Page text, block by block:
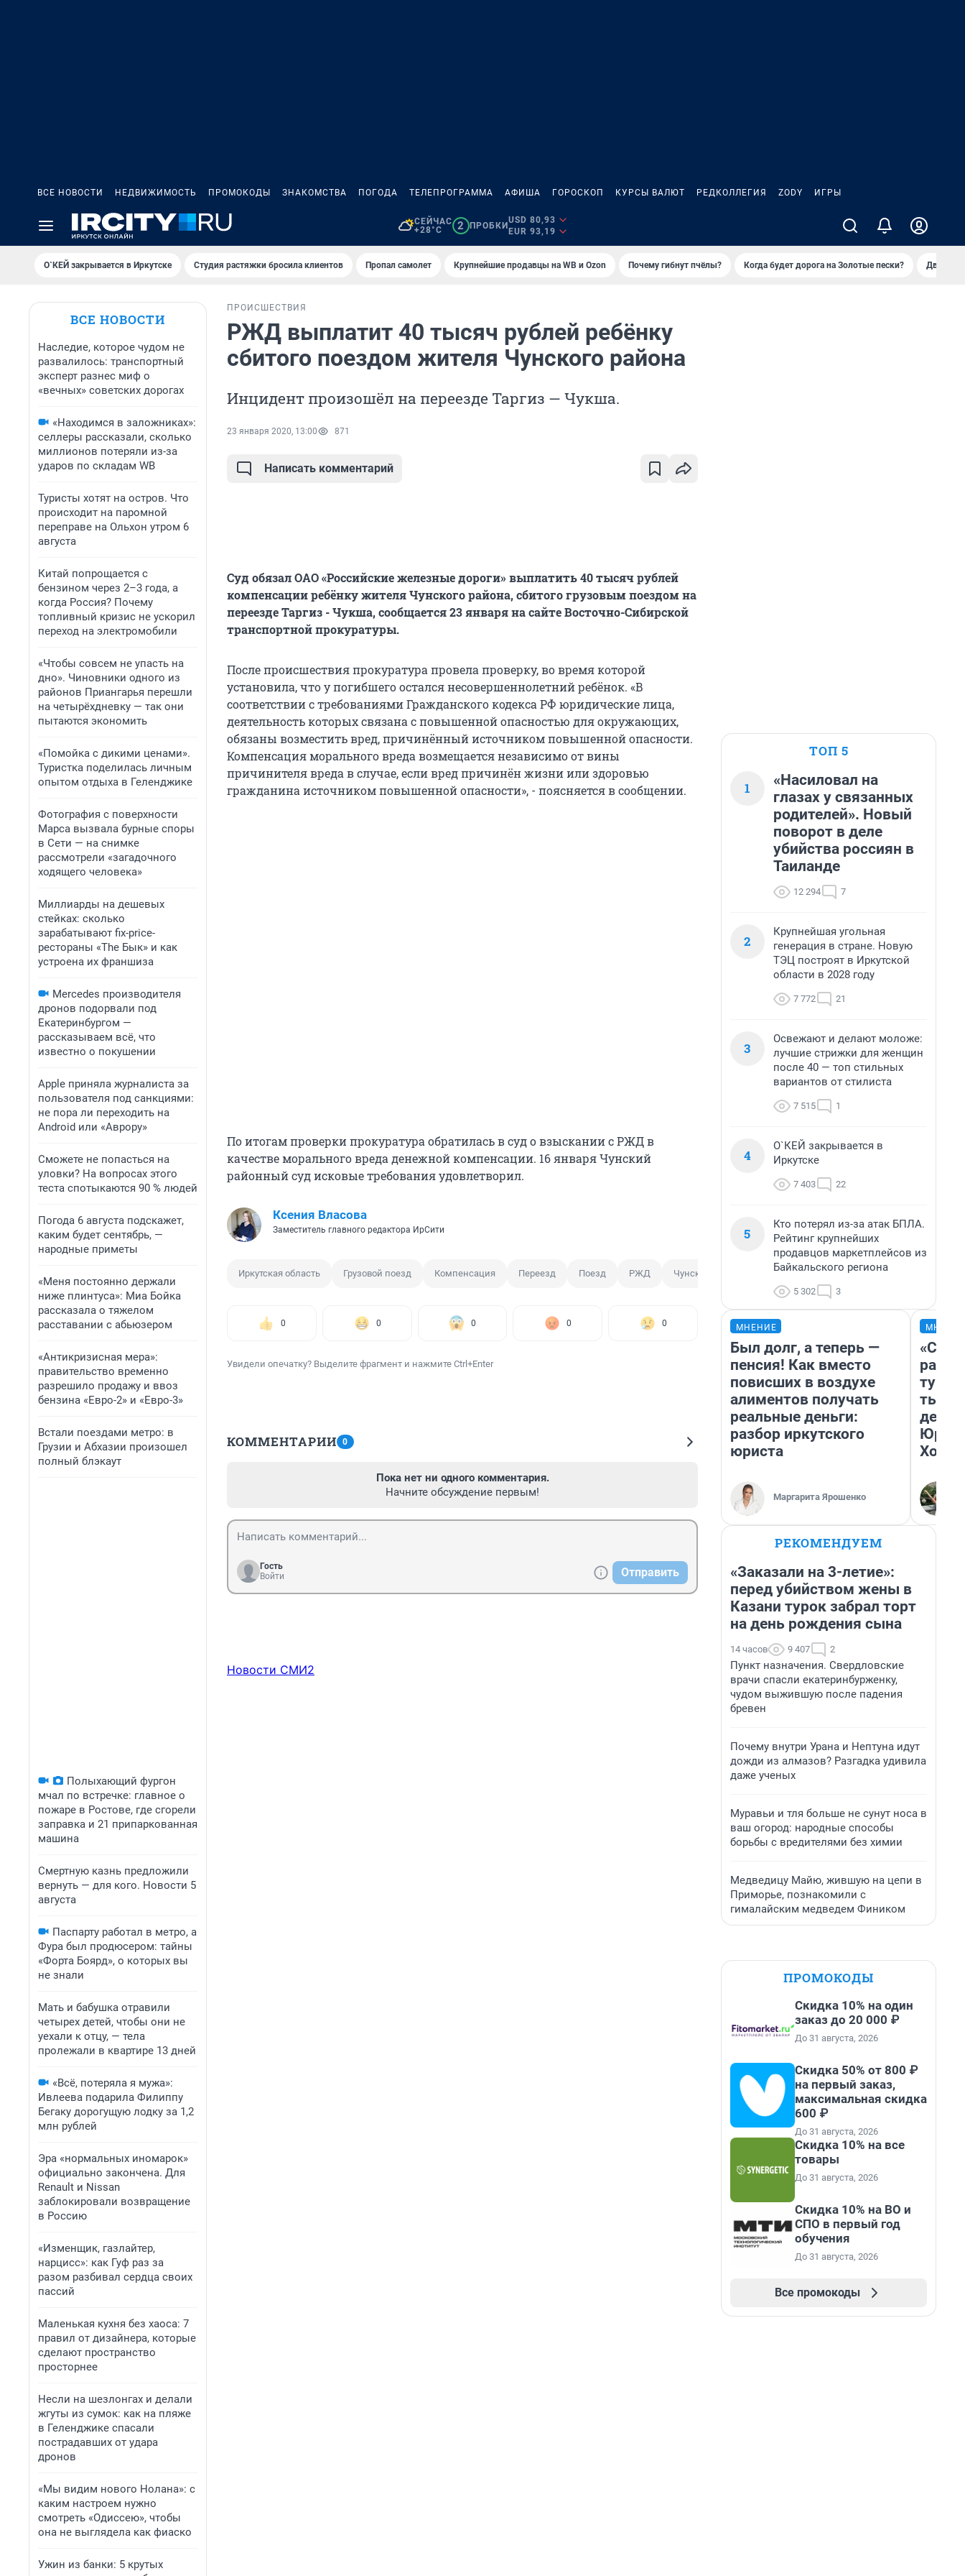
ВСЕ НОВОСТИ НЕДВИЖИМОСТЬ ПРОМОКОДЫ ЗНАКОМСТВА ПОГОДА ТЕЛЕПРОГРАММА АФИША ГОРОСКОП КУРСЫ ВАЛЮТ РЕДКОЛЛЕГИЯ ZODY ИГРЫ
СЕЙЧАС
+28°C
2 ПРОБКИ
USD 80,93
EUR 93,19
О`КЕЙ закрывается в Иркутске Студия растяжки бросила клиентов Пропал самолет Крупнейшие продавцы на WB и Ozon Почему гибнут пчёлы? Когда будет дорога на Золотые пески? Двое
ВСЕ НОВОСТИ
Наследие, которое чудом не
развалилось: транспортный
эксперт разнес миф о
«вечных» советских дорогах
«Находимся в заложниках»:
селлеры рассказали, сколько
миллионов потеряли из-за
ударов по складам WB
Туристы хотят на остров. Что
происходит на паромной
переправе на Ольхон утром 6
августа
Китай попрощается с
бензином через 2–3 года, а
когда Россия? Почему
топливный кризис не ускорил
переход на электромобили
«Чтобы совсем не упасть на
дно». Чиновники одного из
районов Приангарья перешли
на четырёхдневку — так они
пытаются экономить
«Помойка с дикими ценами».
Туристка поделилась личным
опытом отдыха в Геленджике
Фотография с поверхности
Марса вызвала бурные споры
в Сети — на снимке
рассмотрели «загадочного
ходящего человека»
Миллиарды на дешевых
стейках: сколько
зарабатывают fix-price-
рестораны «The Бык» и как
устроена их франшиза
Mercedes производителя
дронов подорвали под
Екатеринбургом —
рассказываем всё, что
известно о покушении
Apple приняла журналиста за
пользователя под санкциями:
не пора ли переходить на
Android или «Аврору»
Сможете не попасться на
уловки? На вопросах этого
теста спотыкаются 90 % людей
Погода 6 августа подскажет,
каким будет сентябрь, —
народные приметы
«Меня постоянно держали
ниже плинтуса»: Миа Бойка
рассказала о тяжелом
расставании с абьюзером
«Антикризисная мера»:
правительство временно
разрешило продажу и ввоз
бензина «Евро-2» и «Евро-3»
Встали поездами метро: в
Грузии и Абхазии произошел
полный блэкаут
Полыхающий фургон
мчал по встречке: главное о
пожаре в Ростове, где сгорели
заправка и 21 припаркованная
машина
Смертную казнь предложили
вернуть — для кого. Новости 5
августа
Паспарту работал в метро, а
Фура был продюсером: тайны
«Форта Боярд», о которых вы
не знали
Мать и бабушка отравили
четырех детей, чтобы они не
уехали к отцу, — тела
пролежали в квартире 13 дней
«Всё, потеряла я мужа»:
Ивлеева подарила Филиппу
Бегаку дорогущую лодку за 1,2
млн рублей
Эра «нормальных иномарок»
официально закончена. Для
Renault и Nissan
заблокировали возвращение
в Россию
«Изменщик, газлайтер,
нарцисс»: как Гуф раз за
разом разбивал сердца своих
пассий
Маленькая кухня без хаоса: 7
правил от дизайнера, которые
сделают пространство
просторнее
Несли на шезлонгах и делали
жгуты из сумок: как на пляже
в Геленджике спасали
пострадавших от удара
дронов
«Мы видим нового Нолана»: с
каким настроем нужно
смотреть «Одиссею», чтобы
она не выглядела как фиаско
Ужин из банки: 5 крутых
ПРОИСШЕСТВИЯ
РЖД выплатит 40 тысяч рублей ребёнку
сбитого поездом жителя Чунского района
Инцидент произошёл на переезде Таргиз — Чукша.
23 января 2020, 13:00 871
Написать комментарий
Суд обязал ОАО «Российские железные дороги» выплатить 40 тысяч рублей
компенсации ребёнку жителя Чунского района, сбитого грузовым поездом на
переезде Таргиз - Чукша, сообщается 23 января на сайте Восточно-Сибирской
транспортной прокуратуры.
После происшествия прокуратура провела проверку, во время которой
установила, что у погибшего остался несовершеннолетний ребёнок. «В
соответствии с требованиями Гражданского кодекса РФ юридические лица,
деятельность которых связана с повышенной опасностью для окружающих,
обязаны возместить вред, причинённый источником повышенной опасности.
Компенсация морального вреда возмещается независимо от вины
причинителя вреда в случае, если вред причинён жизни или здоровью
гражданина источником повышенной опасности», - поясняется в сообщении.
По итогам проверки прокуратура обратилась в суд о взыскании с РЖД в
качестве морального вреда денежной компенсации. 16 января Чунский
районный суд исковые требования удовлетворил.
Ксения Власова
Заместитель главного редактора ИрСити
Иркутская область Грузовой поезд Компенсация Переезд Поезд РЖД Чунский округ
0 0 0 0 0
Увидели опечатку? Выделите фрагмент и нажмите Ctrl+Enter
КОММЕНТАРИИ 0
Пока нет ни одного комментария.
Начните обсуждение первым!
Гость
Войти
Отправить
Новости СМИ2
ТОП 5
1
«Насиловал на
глазах у связанных
родителей». Новый
поворот в деле
убийства россиян в
Таиланде
12 294 7
2
Крупнейшая угольная
генерация в стране. Новую
ТЭЦ построят в Иркутской
области в 2028 году
7 772 21
3
Освежают и делают моложе:
лучшие стрижки для женщин
после 40 — топ стильных
вариантов от стилиста
7 515 1
4
О`КЕЙ закрывается в
Иркутске
7 403 22
5
Кто потерял из-за атак БПЛА.
Рейтинг крупнейших
продавцов маркетплейсов из
Байкальского региона
5 302 3
МНЕНИЕ
Был долг, а теперь —
пенсия! Как вместо
повисших в воздухе
алиментов получать
реальные деньги:
разбор иркутского
юриста
Маргарита Ярошенко
день
РЕКОМЕНДУЕМ
«Заказали на 3-летие»:
перед убийством жены в
Казани турок забрал торт
на день рождения сына
14 часов 9 407 2
Пункт назначения. Свердловские
врачи спасли екатеринбурженку,
чудом выжившую после падения
бревен
Почему внутри Урана и Нептуна идут
дожди из алмазов? Разгадка удивила
даже ученых
Муравьи и тля больше не сунут носа в
ваш огород: народные способы
борьбы с вредителями без химии
Медведицу Майю, жившую на цепи в
Приморье, познакомили с
гималайским медведем Фиником
ПРОМОКОДЫ
Скидка 10% на один
заказ до 20 000 ₽
До 31 августа, 2026
Скидка 50% от 800 ₽
на первый заказ,
максимальная скидка
600 ₽
До 31 августа, 2026
Скидка 10% на все
товары
До 31 августа, 2026
Скидка 10% на ВО и
СПО в первый год
обучения
До 31 августа, 2026
Все промокоды